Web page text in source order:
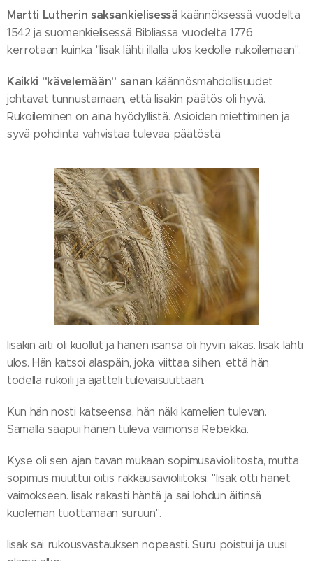
Martti Lutherin saksankielisessä käännöksessä vuodelta
1542 ja suomenkielisessä Bibliassa vuodelta 1776
kerrotaan kuinka "Iisak lähti illalla ulos kedolle rukoilemaan".
Kaikki "kävelemään" sanan käännösmahdollisuudet
johtavat tunnustamaan, että Iisakin päätös oli hyvä.
Rukoileminen on aina hyödyllistä. Asioiden miettiminen ja
syvä pohdinta vahvistaa tulevaa päätöstä.
Iisakin äiti oli kuollut ja hänen isänsä oli hyvin iäkäs. Iisak lähti
ulos. Hän katsoi alaspäin, joka viittaa siihen, että hän
todella rukoili ja ajatteli tulevaisuuttaan.
Kun hän nosti katseensa, hän näki kamelien tulevan.
Samalla saapui hänen tuleva vaimonsa Rebekka.
Kyse oli sen ajan tavan mukaan sopimusavioliitosta, mutta
sopimus muuttui oitis rakkausavioliitoksi. "Iisak otti hänet
vaimokseen. Iisak rakasti häntä ja sai lohdun äitinsä
kuoleman tuottamaan suruun".
Iisak sai rukousvastauksen nopeasti. Suru poistui ja uusi